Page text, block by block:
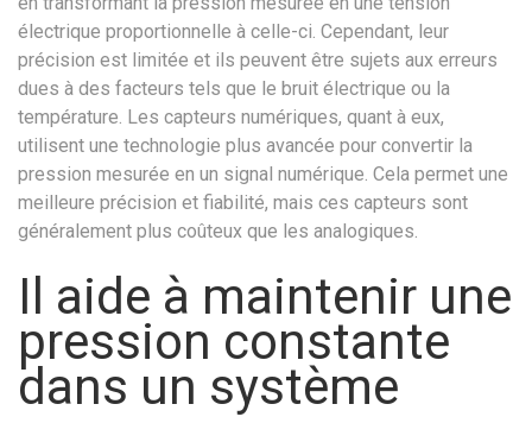
électrique proportionnelle à celle-ci. Cependant, leur
précision est limitée et ils peuvent être sujets aux erreurs
dues à des facteurs tels que le bruit électrique ou la
température. Les capteurs numériques, quant à eux,
utilisent une technologie plus avancée pour convertir la
pression mesurée en un signal numérique. Cela permet une
meilleure précision et fiabilité, mais ces capteurs sont
généralement plus coûteux que les analogiques.
Il aide à maintenir une
pression constante
dans un système